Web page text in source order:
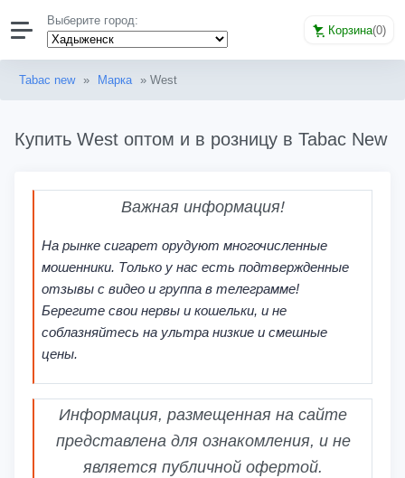
Выберите город:
Корзина(0)
Tabac new » Марка » West
Купить West оптом и в розницу в Tabac New
Важная информация!
На рынке сигарет орудуют многочисленные
мошенники. Только у нас есть подтвержденные
отзывы с видео и группа в телеграмме!
Берегите свои нервы и кошельки, и не
соблазняйтесь на ультра низкие и смешные
цены.
Информация, размещенная на сайте
представлена для ознакомления, и не
является публичной офертой.